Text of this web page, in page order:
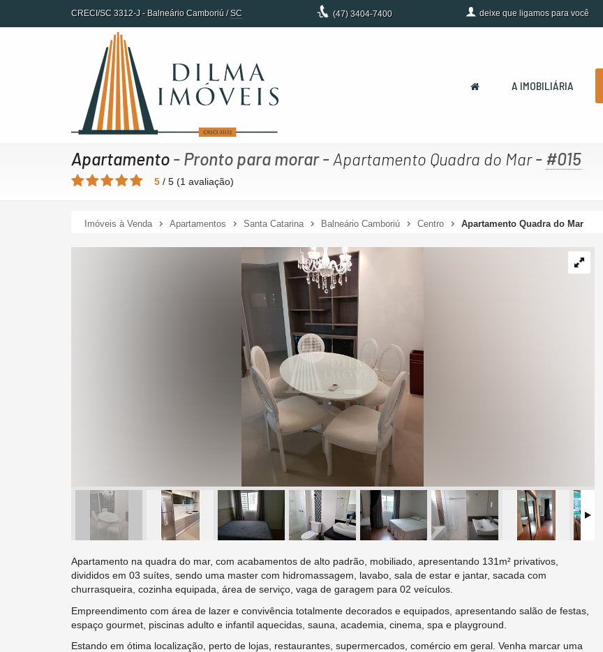
CRECI/SC 3312-J - Balneário Camboriú /SC (47) 3404-7400 deixe que ligamos para você
A IMOBILIÁRIA
Apartamento - Pronto para morar- Apartamento Quadra do Mar- #015
5 / 5 (1 avaliação)
Imóveis à Venda Apartamentos Santa Catarina Balneário Camboriú Centro Apartamento Quadra do Mar
Apartamento na quadra do mar, com acabamentos de alto padrão, mobiliado, apresentando 131m² privativos,
divididos em 03 suítes, sendo uma master com hidromassagem, lavabo, sala de estar e jantar, sacada com
churrasqueira, cozinha equipada, área de serviço, vaga de garagem para 02 veículos.
Empreendimento com área de lazer e convivência totalmente decorados e equipados, apresentando salão de festas,
espaço gourmet, piscinas adulto e infantil aquecidas, sauna, academia, cinema, spa e playground.
Estando em ótima localização, perto de lojas, restaurantes, supermercados, comércio em geral. Venha marcar uma